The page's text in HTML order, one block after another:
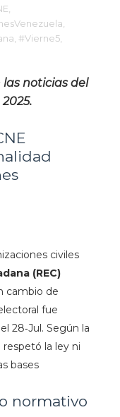
#Vierne5,
las noticias del
civiles
(REC)
cambio de
fue
28‑Jul. Según la
respetó la ley ni
bases
normativo